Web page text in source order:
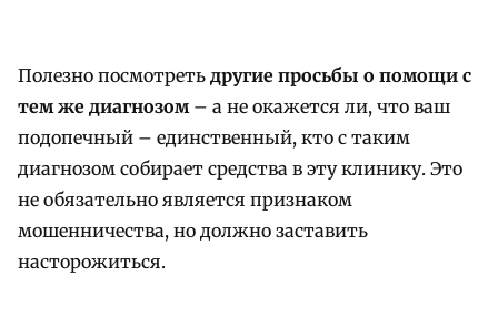
Полезно посмотреть другие просьбы о помощи с
тем же диагнозом– а не окажется ли, что ваш
подопечный – единственный, кто с таким
диагнозом собирает средства в эту клинику. Это
не обязательно является признаком
мошенничества, но должно заставить
насторожиться.